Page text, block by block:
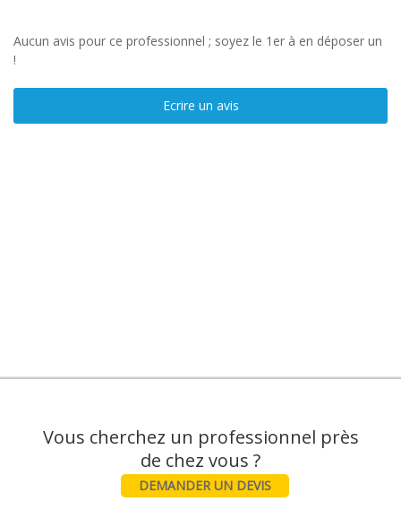
Aucun avis pour ce professionnel ; soyez le 1er à en déposer un
!
Ecrire un avis
Vous cherchez un professionnel près
DEMANDER UN DEVIS